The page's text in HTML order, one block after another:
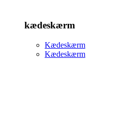
kædeskærm
Kædeskærm
Kædeskærm